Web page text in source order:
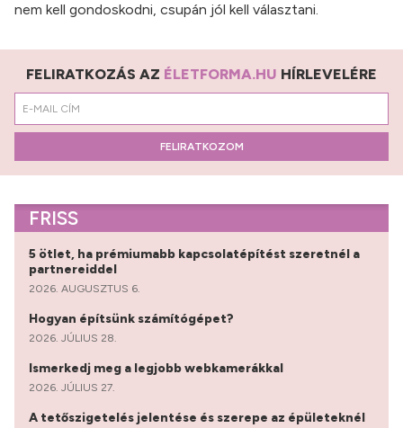
nem kell gondoskodni, csupán jól kell választani.
FELIRATKOZÁS AZ ÉLETFORMA.HU HÍRLEVELÉRE
FELIRATKOZOM
FRISS
5 ötlet, ha prémiumabb kapcsolatépítést szeretnél a
partnereiddel
2026. AUGUSZTUS 6.
Hogyan építsünk számítógépet?
2026. JÚLIUS 28.
Ismerkedj meg a legjobb webkamerákkal
2026. JÚLIUS 27.
A tetőszigetelés jelentése és szerepe az épületeknél